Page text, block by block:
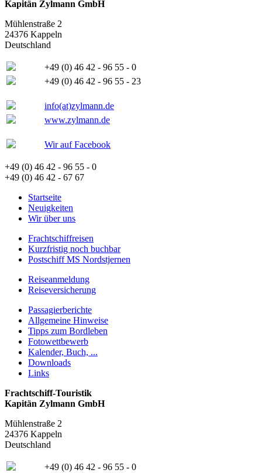
Kapitän Zylmann GmbH
Mühlenstraße 2
24376 Kappeln
Deutschland
+49 (0) 46 42 - 96 55 - 0
+49 (0) 46 42 - 96 55 - 23
info(at)zylmann.de
www.zylmann.de
Wir auf Facebook
+49 (0) 46 42 - 96 55 - 0
+49 (0) 46 42 - 67 67
Startseite
Neuigkeiten
Wir über uns
Frachtschiffreisen
Kurzfristig noch buchbar
Postschiff MS Nordstjernen
Reiseanmeldung
Reiseversicherung
Passagierberichte
Allgemeine Hinweise
Tipps zum Bordleben
Fotowettbewerb
Kalender, Buch, ...
Downloads
Links
Frachtschiff-Touristik
Kapitän Zylmann GmbH
Mühlenstraße 2
24376 Kappeln
Deutschland
+49 (0) 46 42 - 96 55 - 0